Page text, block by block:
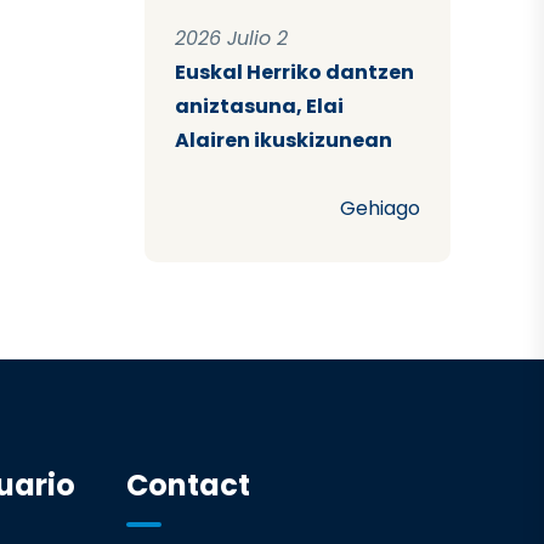
2026 Julio 2
Euskal Herriko dantzen
aniztasuna, Elai
Alairen ikuskizunean
Gehiago
Contact